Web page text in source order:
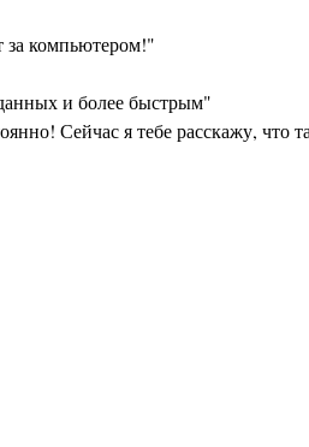
за компьютером!"
и более быстрым"
Сейчас я тебе расскажу, что